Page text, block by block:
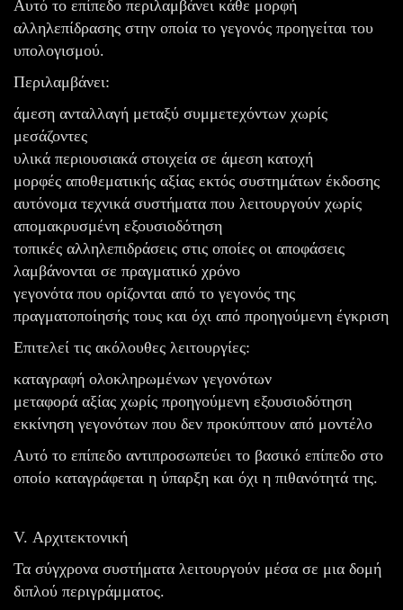
Αυτό το επίπεδο περιλαμβάνει κάθε μορφή
αλληλεπίδρασης στην οποία το γεγονός προηγείται του
υπολογισμού.
Περιλαμβάνει:
άμεση ανταλλαγή μεταξύ συμμετεχόντων χωρίς
μεσάζοντες
υλικά περιουσιακά στοιχεία σε άμεση κατοχή
μορφές αποθεματικής αξίας εκτός συστημάτων έκδοσης
αυτόνομα τεχνικά συστήματα που λειτουργούν χωρίς
απομακρυσμένη εξουσιοδότηση
τοπικές αλληλεπιδράσεις στις οποίες οι αποφάσεις
λαμβάνονται σε πραγματικό χρόνο
γεγονότα που ορίζονται από το γεγονός της
πραγματοποίησής τους και όχι από προηγούμενη έγκριση
Επιτελεί τις ακόλουθες λειτουργίες:
καταγραφή ολοκληρωμένων γεγονότων
μεταφορά αξίας χωρίς προηγούμενη εξουσιοδότηση
εκκίνηση γεγονότων που δεν προκύπτουν από μοντέλο
Αυτό το επίπεδο αντιπροσωπεύει το βασικό επίπεδο στο
οποίο καταγράφεται η ύπαρξη και όχι η πιθανότητά της.
V. Αρχιτεκτονική
Τα σύγχρονα συστήματα λειτουργούν μέσα σε μια δομή
διπλού περιγράμματος.